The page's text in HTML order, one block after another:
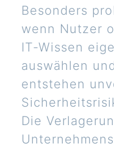
Besonders
wenn Nutzer
IT-Wissen
auswählen
entstehen
Die